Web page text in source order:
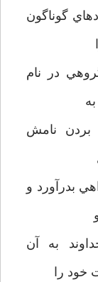
گوناگون
در نام
بردن نامش
بدرآورد و
به آن
خود را